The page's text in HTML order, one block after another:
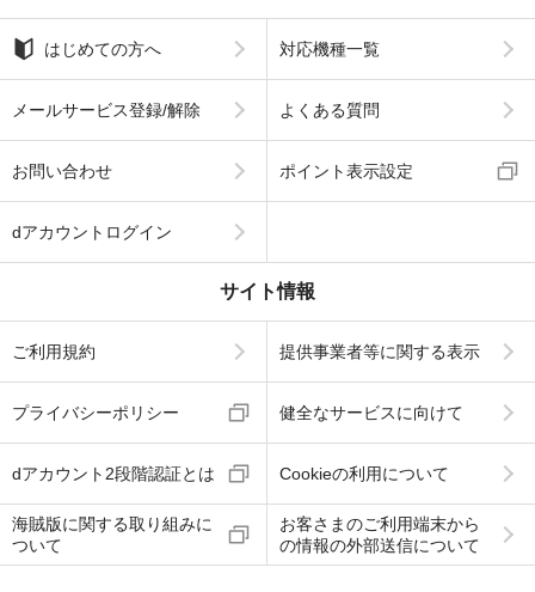
はじめての方へ 対応機種一覧
メールサービス登録/解除 よくある質問
お問い合わせ ポイント表示設定
dアカウントログイン
サイト情報
ご利用規約 提供事業者等に関する表示
プライバシーポリシー 健全なサービスに向けて
dアカウント2段階認証とは Cookieの利用について
海賊版に関する取り組みに
ついて
お客さまのご利用端末から
の情報の外部送信について